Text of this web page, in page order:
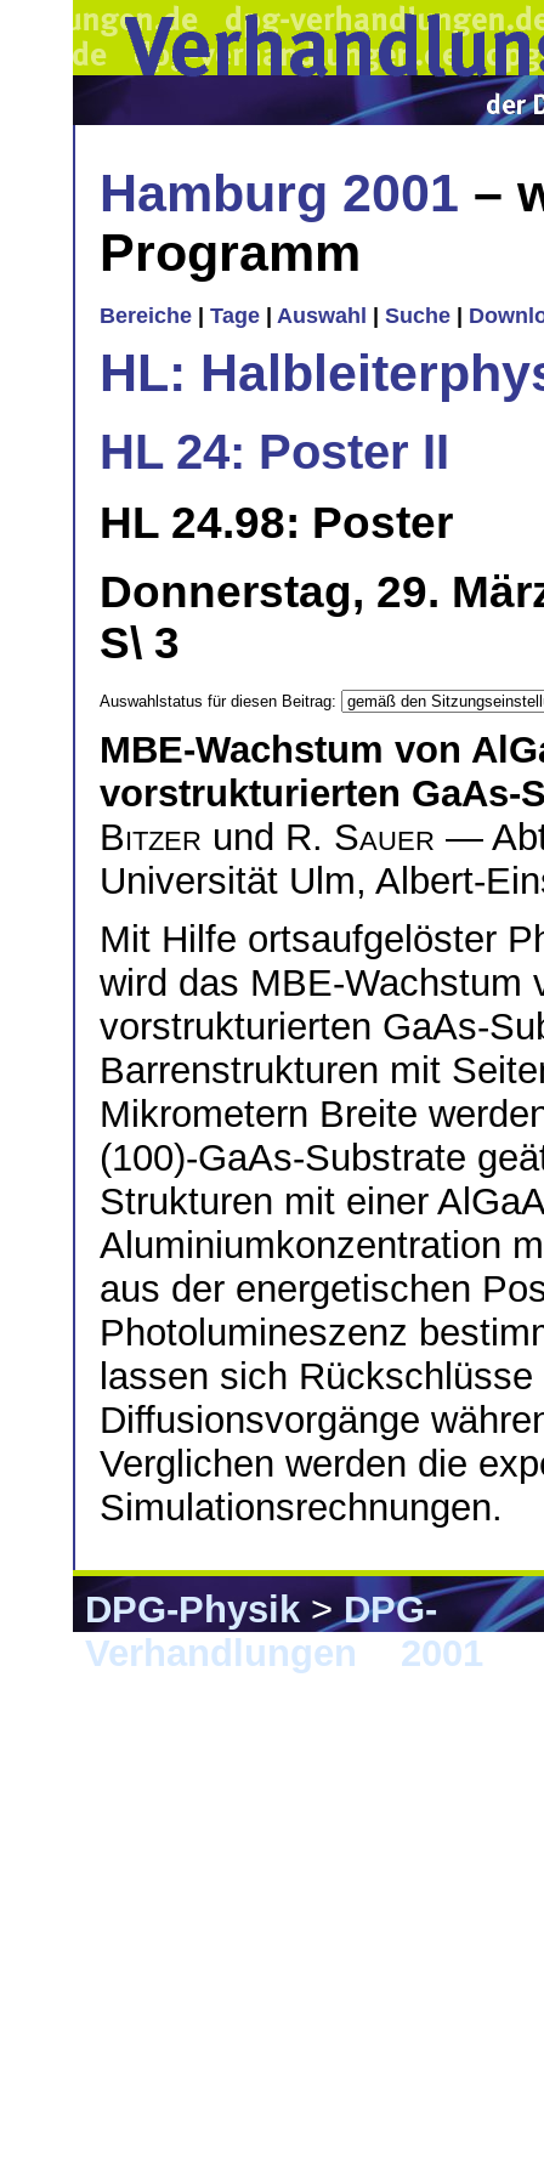
Hamburg 2001 –
Programm
Bereiche Tage Auswahl Suche
HL:
HL 24: Poster II
HL 24.98: Poster
Donnerstag, 29.
S\ 3
Auswahlstatus für diesen Beitrag:
MBE-Wachstum von
vorstrukturierten GaAs-
Bitzer und R. Sauer —
Universität Ulm, Albert-
Mit Hilfe ortsaufgelöster
wird das MBE-Wachstum
vorstrukturierten GaAs-
Barrenstrukturen mit
Mikrometern Breite
(100)-GaAs-Substrate
Strukturen mit einer
Aluminiumkonzentration
aus der energetischen
Photolumineszenz
lassen sich
Diffusionsvorgänge
Verglichen werden die
Simulationsrechnungen.
DPG-Physik>DPG-
Verhandlungen
2001